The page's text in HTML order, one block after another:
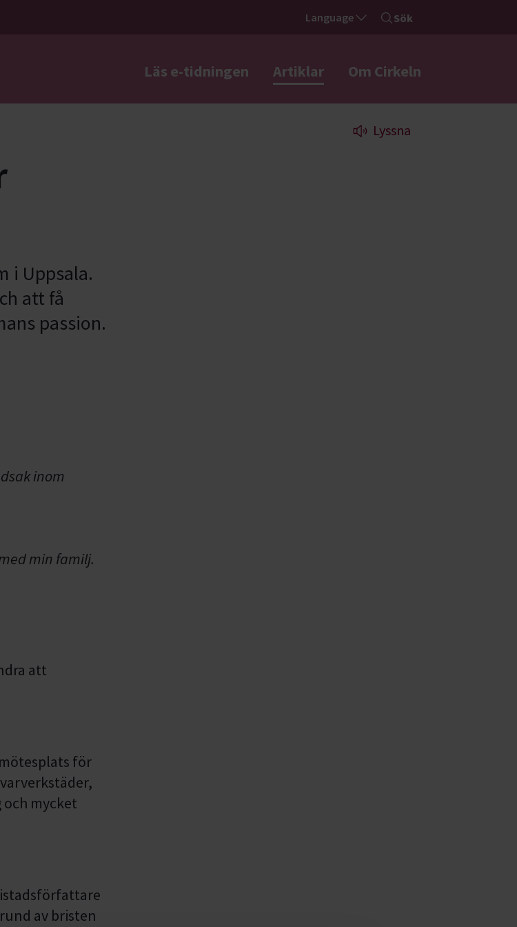
Language Sök
Läs e-tidningen Artiklar Om Cirkeln
Lyssna
i Uppsala.
att få
passion.
inom
min familj.
att
för
mycket
av bristen